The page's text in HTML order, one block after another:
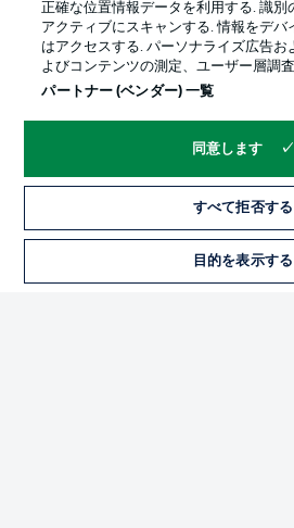
プライバシー・ポリシー 優
正確な位置情報データを利用する. 識別
アクティブにスキャンする. 情報をデバ
はアクセスする. パーソナライズ広告お
よびコンテンツの測定、ユーザー層調
パートナー (ベンダー) 一覧
同意します
すべて拒否する
目的を表示する